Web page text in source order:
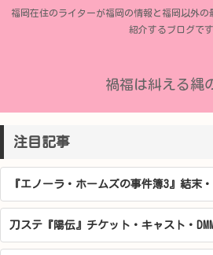
福岡在住のライターが福岡の情報と福岡以外の
紹介するブログです
禍福は糾える縄
注目記事
『エノーラ・ホームズの事件簿3』結末
刀ステ『陽伝』チケット・キャスト・